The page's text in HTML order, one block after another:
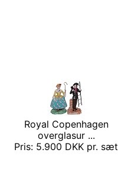
Royal Copenhagen
overglasur ...
Pris: 5.900 DKK pr. sæt